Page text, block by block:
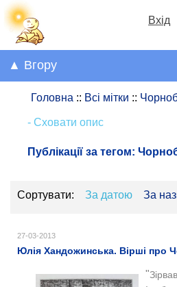
Вхід
▲ Вгору
Головна :: Всі мітки ::
- Сховати опис
Публікації за тегом:
Сортувати: За датою За
27-03-2013
Юлія Хандожинська. Вірші про
"